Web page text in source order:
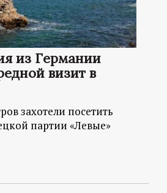
из Германии
визит в
захотели посетить
партии «Левые»